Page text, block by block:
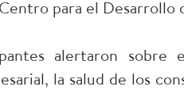
para el Desarrollo
alertaron sobre
la salud de los